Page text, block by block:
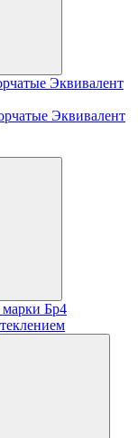
Эквивалент
Эквивалент
марки Бр4